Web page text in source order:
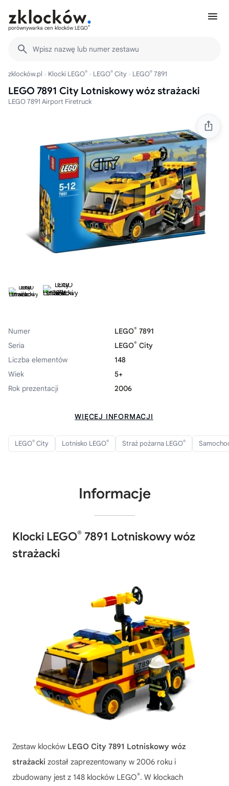
porównywarka cen klocków LEGO®
Wpisz nazwę lub numer zestawu
zklocków.pl Klocki LEGO® LEGO® City LEGO® 7891
LEGO 7891 City Lotniskowy wóz strażacki
LEGO 7891 Airport Firetruck
Numer LEGO® 7891
Seria
LEGO® City
Liczba elementów
148
Wiek
5+
Rok prezentacji
2006
WIĘCEJ INFORMACJI
LEGO® City Lotnisko LEGO® Straż pożarna LEGO®
Informacje
Klocki LEGO® 7891 Lotniskowy wóz
strażacki
Zestaw klocków LEGO City 7891 Lotniskowy wóz
strażacki został zaprezentowany w 2006 roku i
zbudowany jest z 148 klocków LEGO®. W klockach